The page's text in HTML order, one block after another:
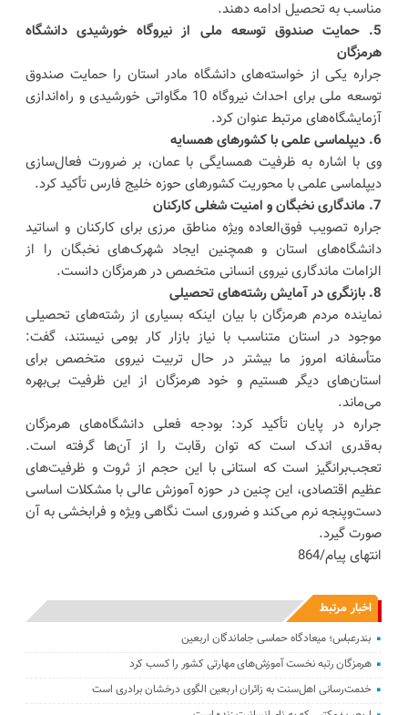
مناسب به تحصیل ادامه دهند.
5. حمایت صندوق توسعه ملی از نیروگاه خورشیدی دانشگاه
هرمزگان
جراره یکی از خواسته‌های دانشگاه مادر استان را حمایت صندوق
توسعه ملی برای احداث نیروگاه 10 مگاواتی خورشیدی و راه‌اندازی
آزمایشگاه‌های مرتبط عنوان کرد.
6. دیپلماسی علمی با کشورهای همسایه
وی با اشاره به ظرفیت همسایگی با عمان، بر ضرورت فعال‌سازی
دیپلماسی علمی با محوریت کشورهای حوزه خلیج فارس تأکید کرد.
7. ماندگاری نخبگان و امنیت شغلی کارکنان
جراره تصویب فوق‌العاده ویژه مناطق مرزی برای کارکنان و اساتید
دانشگاه‌های استان و همچنین ایجاد شهرک‌های نخبگان را از
الزامات ماندگاری نیروی انسانی متخصص در هرمزگان دانست.
8. بازنگری در آمایش رشته‌های تحصیلی
نماینده مردم هرمزگان با بیان اینکه بسیاری از رشته‌های تحصیلی
موجود در استان متناسب با نیاز بازار کار بومی نیستند، گفت:
متأسفانه امروز ما بیشتر در حال تربیت نیروی متخصص برای
استان‌های دیگر هستیم و خود هرمزگان از این ظرفیت بی‌بهره
می‌ماند.
جراره در پایان تأکید کرد: بودجه فعلی دانشگاه‌های هرمزگان
به‌قدری اندک است که توان رقابت را از آن‌ها گرفته است.
تعجب‌برانگیز است که استانی با این حجم از ثروت و ظرفیت‌های
عظیم اقتصادی، این چنین در حوزه آموزش عالی با مشکلات اساسی
دست‌وپنجه نرم می‌کند و ضروری است نگاهی ویژه و فرابخشی به آن
صورت گیرد.
انتهای پیام/864
اخبار مرتبط
بندرعباس؛ میعادگاه حماسی جاماندگان اربعین
هرمزگان رتبه نخست آموزش‌های مهارتی کشور را کسب کرد
خدمت‌رسانی اهل‌سنت به زائران اربعین الگوی درخشان برادری است